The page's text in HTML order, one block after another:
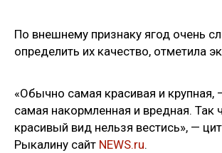
По внешнему признаку ягод очень
определить их качество, отметила
«Обычно самая красивая и крупная,
самая накормленная и вредная. Так
красивый вид нельзя вестись», —
Рыкалину сайт NEWS.ru.